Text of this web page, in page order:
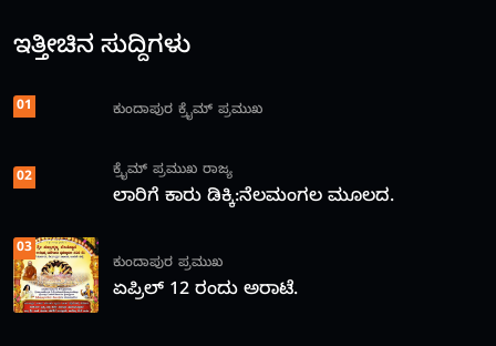
ಇತ್ತೀಚಿನ ಸುದ್ದಿಗಳು
01 ಕುಂದಾಪುರ ಕ್ರೈಮ್ ಪ್ರಮುಖ
02 ಕ್ರೈಮ್ ಪ್ರಮುಖ ರಾಜ್ಯ
ಲಾರಿಗೆ ಕಾರು ಡಿಕ್ಕಿ:ನೆಲಮಂಗಲ ಮೂಲದ.
03
ಕುಂದಾಪುರ ಪ್ರಮುಖ
ಏಪ್ರಿಲ್ 12 ರಂದು ಅರಾಟೆ.